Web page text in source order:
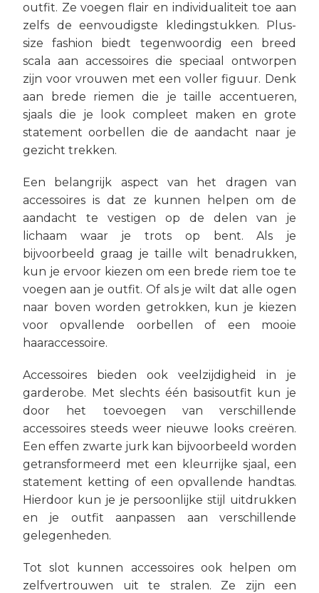
outfit. Ze voegen flair en individualiteit toe aan
zelfs de eenvoudigste kledingstukken. Plus-
size fashion biedt tegenwoordig een breed
scala aan accessoires die speciaal ontworpen
zijn voor vrouwen met een voller figuur. Denk
aan brede riemen die je taille accentueren,
sjaals die je look compleet maken en grote
statement oorbellen die de aandacht naar je
gezicht trekken.
Een belangrijk aspect van het dragen van
accessoires is dat ze kunnen helpen om de
aandacht te vestigen op de delen van je
lichaam waar je trots op bent. Als je
bijvoorbeeld graag je taille wilt benadrukken,
kun je ervoor kiezen om een brede riem toe te
voegen aan je outfit. Of als je wilt dat alle ogen
naar boven worden getrokken, kun je kiezen
voor opvallende oorbellen of een mooie
haaraccessoire.
Accessoires bieden ook veelzijdigheid in je
garderobe. Met slechts één basisoutfit kun je
door het toevoegen van verschillende
accessoires steeds weer nieuwe looks creëren.
Een effen zwarte jurk kan bijvoorbeeld worden
getransformeerd met een kleurrijke sjaal, een
statement ketting of een opvallende handtas.
Hierdoor kun je je persoonlijke stijl uitdrukken
en je outfit aanpassen aan verschillende
gelegenheden.
Tot slot kunnen accessoires ook helpen om
zelfvertrouwen uit te stralen. Ze zijn een